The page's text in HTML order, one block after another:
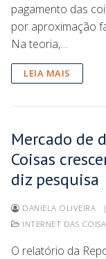
pagamento das
por aproximação
Na teoria,…
LEIA MAIS
Mercado de
Coisas
diz pesquisa
DANIELA OLIVEIRA |
INTERNET DAS
O relatório da